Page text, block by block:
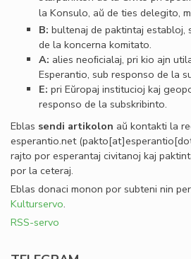
la Konsulo, aŭ de ties delegito,
B: bultenaj de paktintaj establoj,
de la koncerna komitato.
A: alies neoﬁcialaj, pri kio ajn
Esperantio, sub responso de la
E: pri Eŭropaj institucioj kaj
responso de la subskribinto.
Eblas sendi artikolon aŭ kontakti la
esperantio.net
rajto por esperantaj civitanoj kaj
por la ceteraj.
Eblas donaci monon por subteni nin
Kulturservo.
RSS-servo